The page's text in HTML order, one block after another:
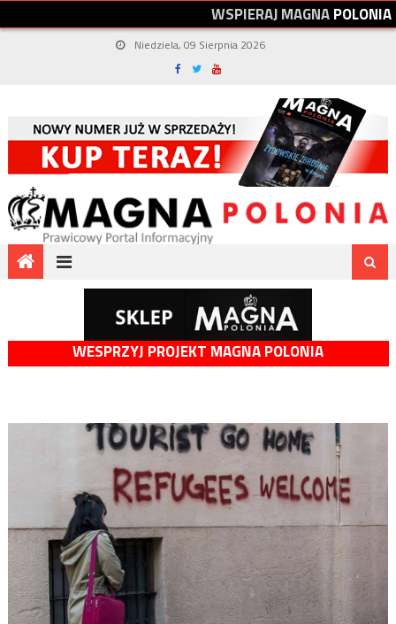
WSPIERAJMAGNAPOLONIA
Niedziela, 09 Sierpnia 2026
WESPRZYJ PROJEKT MAGNA POLONIA